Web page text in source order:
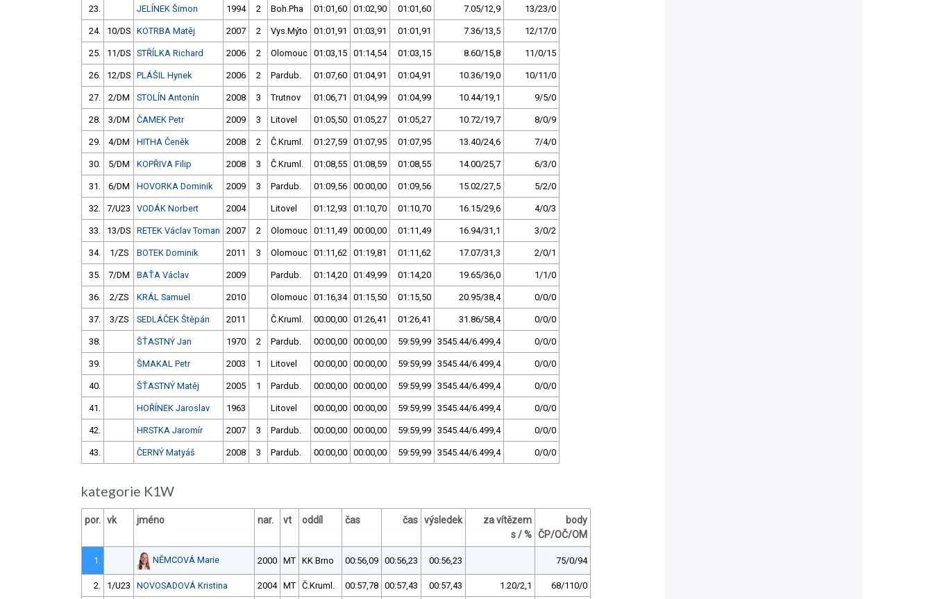
23. JELÍNEK Šimon 1994 2 Boh.Pha 01:01,60 01:02,90 01:01,60 7.05/12,9 13/23/0
24. 10/DS KOTRBA Matěj 2007 2 Vys.Mýto 01:01,91 01:03,91 01:01,91 7.36/13,5 12/17/0
25. 11/DS STŘÍLKA Richard 2006 2 Olomouc 01:03,15 01:14,54 01:03,15 8.60/15,8 11/0/15
26. 12/DS PLÁŠIL Hynek 2006 2 Pardub. 01:07,60 01:04,91 01:04,91 10.36/19,0 10/11/0
27. 2/DM STOLÍN Antonín 2008 3 Trutnov 01:06,71 01:04,99 01:04,99 10.44/19,1 9/5/0
28. 3/DM ČAMEK Petr 2009 3 Litovel 01:05,50 01:05,27 01:05,27 10.72/19,7 8/0/9
29. 4/DM HITHA Čeněk 2008 2 Č.Kruml. 01:27,59 01:07,95 01:07,95 13.40/24,6 7/4/0
30. 5/DM KOPŘIVA Filip 2008 3 Č.Kruml. 01:08,55 01:08,59 01:08,55 14.00/25,7 6/3/0
31. 6/DM HOVORKA Dominik 2009 3 Pardub. 01:09,56 00:00,00 01:09,56 15.02/27,5 5/2/0
32. 7/U23 VODÁK Norbert 2004 Litovel 01:12,93 01:10,70 01:10,70 16.15/29,6 4/0/3
33. 13/DS RETEK Václav Toman 2007 2 Olomouc 01:11,49 00:00,00 01:11,49 16.94/31,1 3/0/2
34. 1/ZS BOTEK Dominik 2011 3 Olomouc 01:11,62 01:19,81 01:11,62 17.07/31,3 2/0/1
35. 7/DM BAŤA Václav 2009 Pardub. 01:14,20 01:49,99 01:14,20 19.65/36,0 1/1/0
36. 2/ZS KRÁL Samuel 2010 Olomouc 01:16,34 01:15,50 01:15,50 20.95/38,4 0/0/0
37. 3/ZS SEDLÁČEK Štěpán 2011 Č.Kruml. 00:00,00 01:26,41 01:26,41 31.86/58,4 0/0/0
38. ŠŤASTNÝ Jan 1970 2 Pardub. 00:00,00 00:00,00 59:59,99 3545.44/6.499,4 0/0/0
39. ŠMAKAL Petr 2003 1 Litovel 00:00,00 00:00,00 59:59,99 3545.44/6.499,4 0/0/0
40. ŠŤASTNÝ Matěj 2005 1 Pardub. 00:00,00 00:00,00 59:59,99 3545.44/6.499,4 0/0/0
41. HOŘÍNEK Jaroslav 1963 Litovel 00:00,00 00:00,00 59:59,99 3545.44/6.499,4 0/0/0
42. HRSTKA Jaromír 2007 3 Pardub. 00:00,00 00:00,00 59:59,99 3545.44/6.499,4 0/0/0
43. ČERNÝ Matyáš 2008 3 Pardub. 00:00,00 00:00,00 59:59,99 3545.44/6.499,4 0/0/0
kategorie K1W
por. vk jméno nar. vt oddíl čas čas výsledek
za vítězem
s / %
body
ČP/OČ/OM
1. NĚMCOVÁ Marie 2000 MT KK Brno 00:56,09 00:56,23 00:56,23 75/0/94
2. 1/U23 NOVOSADOVÁ Kristina 2004 MT Č.Kruml. 00:57,78 00:57,43 00:57,43 1.20/2,1 68/110/0